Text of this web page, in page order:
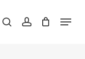
zoekenaccount Menu
Close
Filters